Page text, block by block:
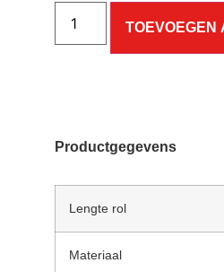
TOEVOEGEN
Productgegevens
Lengte rol
Materiaal